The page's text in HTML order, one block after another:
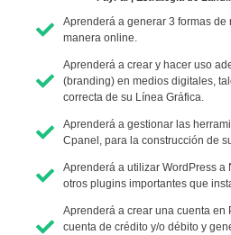
Aprenderá a generar 3 formas de
manera online.
Aprenderá a crear y hacer uso
(branding) en medios digitales,
correcta de su Línea Gráfica.
Aprenderá a gestionar las
Cpanel, para la construcción de
Aprenderá a utilizar WordPress a
otros plugins importantes que
Aprenderá a crear una cuenta en
cuenta de crédito y/o débito y